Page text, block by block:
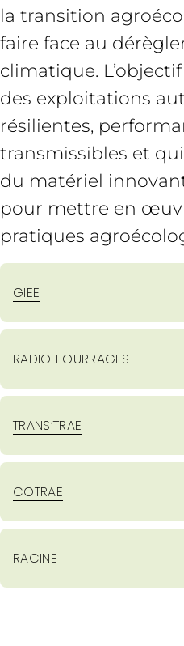
la transition
faire face au
climatique. L’objectif
des exploitations
résilientes,
transmissibles et
du matériel
pour mettre en
pratiques
GIEE
RADIO FOURRAGES
TRANS’TRAE
COTRAE
RACINE